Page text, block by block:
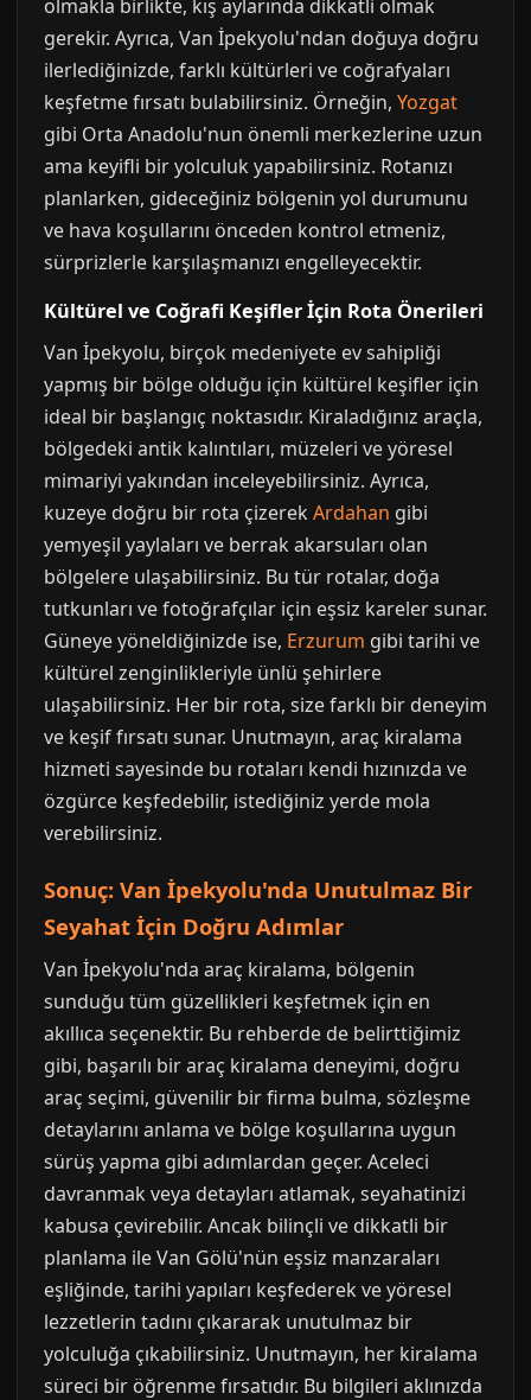
olmakla birlikte, kış aylarında dikkatli olmak
gerekir. Ayrıca, Van İpekyolu'ndan doğuya doğru
ilerlediğinizde, farklı kültürleri ve coğrafyaları
keşfetme fırsatı bulabilirsiniz. Örneğin, Yozgat
gibi Orta Anadolu'nun önemli merkezlerine uzun
ama keyifli bir yolculuk yapabilirsiniz. Rotanızı
planlarken, gideceğiniz bölgenin yol durumunu
ve hava koşullarını önceden kontrol etmeniz,
sürprizlerle karşılaşmanızı engelleyecektir.
Kültürel ve Coğrafi Keşifler İçin Rota Önerileri
Van İpekyolu, birçok medeniyete ev sahipliği
yapmış bir bölge olduğu için kültürel keşifler için
ideal bir başlangıç noktasıdır. Kiraladığınız araçla,
bölgedeki antik kalıntıları, müzeleri ve yöresel
mimariyi yakından inceleyebilirsiniz. Ayrıca,
kuzeye doğru bir rota çizerek Ardahan gibi
yemyeşil yaylaları ve berrak akarsuları olan
bölgelere ulaşabilirsiniz. Bu tür rotalar, doğa
tutkunları ve fotoğrafçılar için eşsiz kareler sunar.
Güneye yöneldiğinizde ise, Erzurum gibi tarihi ve
kültürel zenginlikleriyle ünlü şehirlere
ulaşabilirsiniz. Her bir rota, size farklı bir deneyim
ve keşif fırsatı sunar. Unutmayın, araç kiralama
hizmeti sayesinde bu rotaları kendi hızınızda ve
özgürce keşfedebilir, istediğiniz yerde mola
verebilirsiniz.
Sonuç: Van İpekyolu'nda Unutulmaz Bir
Seyahat İçin Doğru Adımlar
Van İpekyolu'nda araç kiralama, bölgenin
sunduğu tüm güzellikleri keşfetmek için en
akıllıca seçenektir. Bu rehberde de belirttiğimiz
gibi, başarılı bir araç kiralama deneyimi, doğru
araç seçimi, güvenilir bir firma bulma, sözleşme
detaylarını anlama ve bölge koşullarına uygun
sürüş yapma gibi adımlardan geçer. Aceleci
davranmak veya detayları atlamak, seyahatinizi
kabusa çevirebilir. Ancak bilinçli ve dikkatli bir
planlama ile Van Gölü'nün eşsiz manzaraları
eşliğinde, tarihi yapıları keşfederek ve yöresel
lezzetlerin tadını çıkararak unutulmaz bir
yolculuğa çıkabilirsiniz. Unutmayın, her kiralama
süreci bir öğrenme fırsatıdır. Bu bilgileri aklınızda